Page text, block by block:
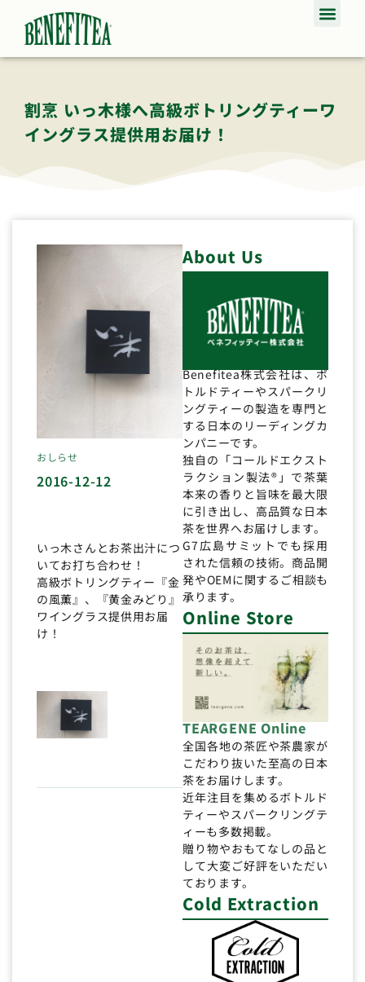
割烹 いっ木様へ高級ボトリングティーワ
イングラス提供用お届け！
おしらせ
2016-12-12
いっ木さんとお茶出汁につ
いてお打ち合わせ！
高級ボトリングティー『金
の風薫』、『黄金みどり』
ワイングラス提供用お届
け！
About Us
Benefitea株式会社は、ボ
トルドティーやスパークリ
ングティーの製造を専門と
する日本のリーディングカ
ンパニーです。
独自の「コールドエクスト
ラクション製法®」で茶葉
本来の香りと旨味を最大限
に引き出し、高品質な日本
茶を世界へお届けします。
G7広島サミットでも採用
された信頼の技術。商品開
発やOEMに関するご相談も
承ります。
Online Store
TEARGENE Online
全国各地の茶匠や茶農家が
こだわり抜いた至高の日本
茶をお届けします。
近年注目を集めるボトルド
ティーやスパークリングテ
ィーも多数掲載。
贈り物やおもてなしの品と
して大変ご好評をいただい
ております。
Cold Extraction